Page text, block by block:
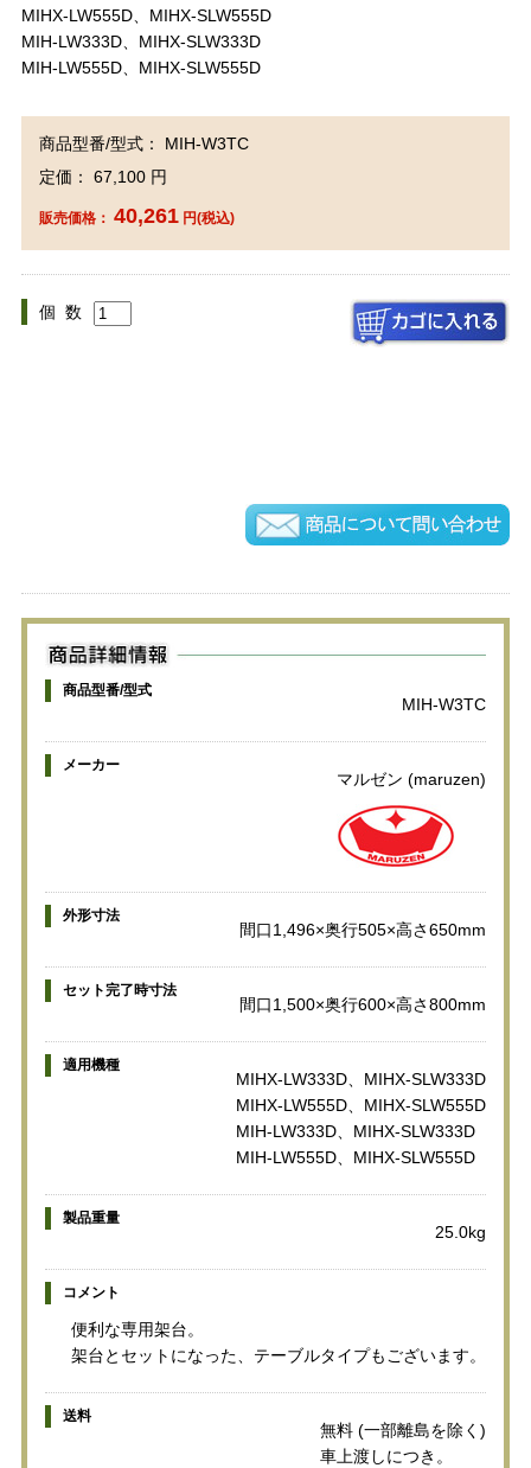
MIHX-LW555D、MIHX-SLW555D
MIH-LW333D、MIHX-SLW333D
MIH-LW555D、MIHX-SLW555D
商品型番/型式： MIH-W3TC
定価： 67,100 円
販売価格： 40,261円(税込)
個 数
商品型番/型式
MIH-W3TC
メーカー
マルゼン (maruzen)
外形寸法
間口1,496×奥行505×高さ650mm
セット完了時寸法
間口1,500×奥行600×高さ800mm
適用機種
MIHX-LW333D、MIHX-SLW333D
MIHX-LW555D、MIHX-SLW555D
MIH-LW333D、MIHX-SLW333D
MIH-LW555D、MIHX-SLW555D
製品重量
25.0kg
コメント
便利な専用架台。
架台とセットになった、テーブルタイプもございます。
送料
無料 (一部離島を除く)
車上渡しにつき。